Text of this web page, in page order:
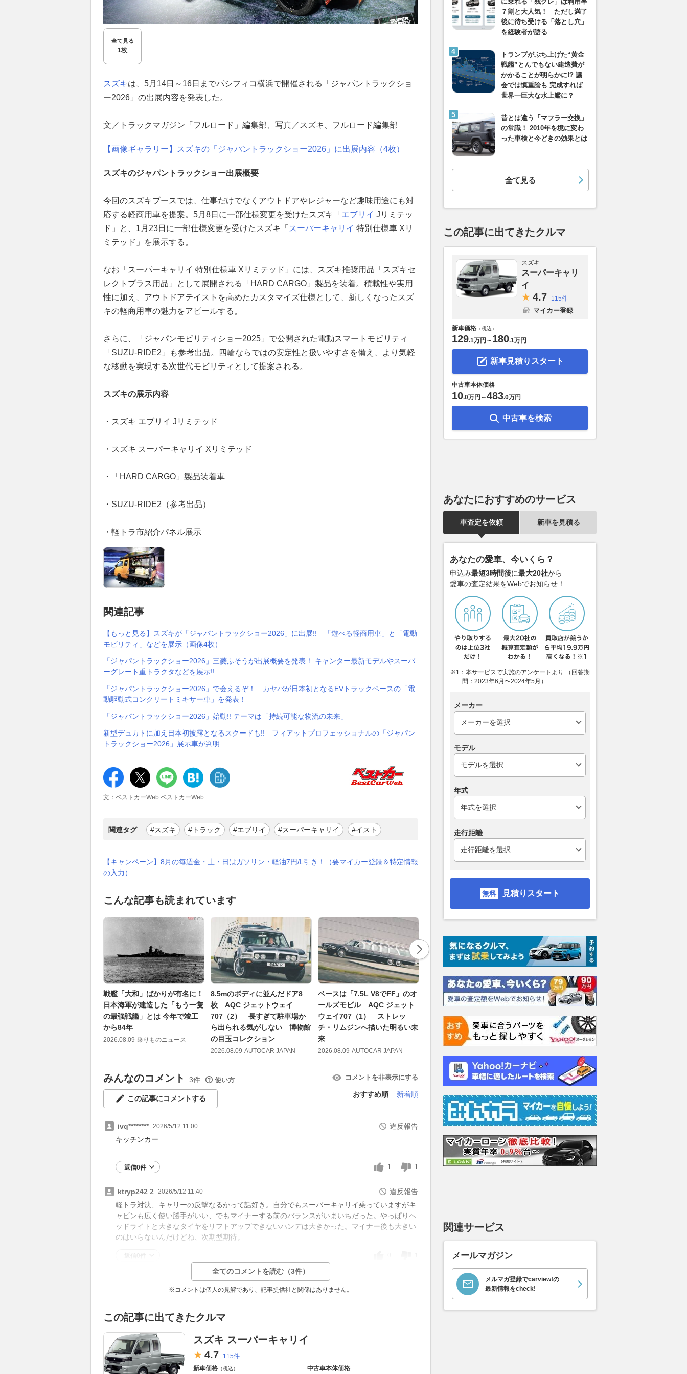
全て見る
1枚
スズキは、5月14日～16日までパシフィコ横浜で開催される「ジャパントラックショ
ー2026」の出展内容を発表した。
文／トラックマガジン「フルロード」編集部、写真／スズキ、フルロード編集部
【画像ギャラリー】スズキの「ジャパントラックショー2026」に出展内容（4枚）
スズキのジャパントラックショー出展概要
今回のスズキブースでは、仕事だけでなくアウトドアやレジャーなど趣味用途にも対
応する軽商用車を提案。5月8日に一部仕様変更を受けたスズキ「 エブリイ Jリミテッ
ド」と、1月23日に一部仕様変更を受けたスズキ「 スーパーキャリイ 特別仕様車 Xリ
ミテッド」を展示する。
なお「スーパーキャリイ 特別仕様車 Xリミテッド」には、スズキ推奨用品「スズキセ
レクトプラス用品」として展開される「HARD CARGO」製品を装着。積載性や実用
性に加え、アウトドアテイストを高めたカスタマイズ仕様として、新しくなったスズ
キの軽商用車の魅力をアピールする。
さらに、「ジャパンモビリティショー2025」で公開された電動スマートモビリティ
「SUZU-RIDE2」も参考出品。四輪ならではの安定性と扱いやすさを備え、より気軽
な移動を実現する次世代モビリティとして提案される。
スズキの展示内容
・スズキ エブリイ Jリミテッド
・スズキ スーパーキャリイ Xリミテッド
・「HARD CARGO」製品装着車
・SUZU-RIDE2（参考出品）
・軽トラ市紹介パネル展示
関連記事
【もっと見る】スズキが「ジャパントラックショー2026」に出展!! 「遊べる軽商用車」と「電動
モビリティ」などを展示（画像4枚）
「ジャパントラックショー2026」三菱ふそうが出展概要を発表！ キャンター最新モデルやスーパ
ーグレート重トラクタなどを展示!!
「ジャパントラックショー2026」で会えるぞ！ カヤバが日本初となるEVトラックベースの「電
動駆動式コンクリートミキサー車」を発表！
「ジャパントラックショー2026」始動!! テーマは「持続可能な物流の未来」
新型デュカトに加え日本初披露となるスクードも!! フィアットプロフェッショナルの「ジャパン
トラックショー2026」展示車が判明
文：ベストカーWeb ベストカーWeb
関連タグ #スズキ #トラック #エブリイ #スーパーキャリイ #イスト
【キャンペーン】8月の毎週金・土・日はガソリン・軽油7円/L引き！（要マイカー登録＆特定情報
の入力）
こんな記事も読まれています
戦艦「大和」ばかりが有名に！
日本海軍が建造した「もう一隻
の最強戦艦」とは 今年で竣工
から84年
2026.08.09 乗りものニュース
8.5mのボディに並んだドア8
枚 AQC ジェットウェイ
707（2） 長すぎて駐車場か
ら出られる気がしない 博物館
の目玉コレクション
2026.08.09 AUTOCAR JAPAN
ベースは「7.5L V8でFF」のオ
ールズモビル AQC ジェット
ウェイ707（1） ストレッ
チ・リムジンへ描いた明るい未
来
2026.08.09 AUTOCAR JAPAN
アウディ代表、サインツJr.＆ピ
アストリ移籍の憶測を否定「い
つか我々が競争力を持てるとい
う認識になっている証拠」
2026.08.09 motorsport.com 日本版
日本で初めて販売された欧州メ
ーカーEV、スマート『フォー
ツーed』【懐かしのカーカタ
ログ】
2026.08.09 レスポンス
みんなのコメント 3件 使い方 コメントを非表示にする
この記事にコメントする
おすすめ順 新着順
ivq******** 2026/5/12 11:00
違反報告
キッチンカー
返信0件 1 1
ktryp242 2 2026/5/12 11:40
違反報告
軽トラ対決、キャリーの反撃なるかって話好き。自分でもスーパーキャリイ乗っていますがキ
ャビンも広く使い勝手がいい、でもマイナーする前のバランスがいまいちだった。やっぱりヘ
ッドライトと大きなタイヤをリフトアップできないハンデは大きかった。マイナー後も大きい
のはいらないんだけどね、次期型期待。
全てのコメントを読む（3件）
※コメントは個人の見解であり、記事提供社と関係はありません。
この記事に出てきたクルマ
スズキ スーパーキャリイ
4.7
115件
新車価格 （税込） 中古車本体価格
７割と大人気！ ただし満了
後に待ち受ける「落とし穴」
を経験者が語る
トランプがぶち上げた“黄金
戦艦”とんでもない建造費が
かかることが明らかに!? 議
会では慎重論も 完成すれば
世界一巨大な水上艦に？
昔とは違う「マフラー交換」
の常識！ 2010年を境に変わ
った車検と今どきの効果とは
全て見る
この記事に出てきたクルマ
スズキ
スーパーキャリ
イ
4.7 115件
マイカー登録
新車価格 （税込）
129.1万円 ～ 180.1万円
新車見積りスタート
中古車本体価格
10.0万円 ～483.0万円
中古車を検索
あなたにおすすめのサービス
車査定を依頼 新車を見積る
あなたの愛車、今いくら？
申込み最短3時間後に最大20社から
愛車の査定結果をWebでお知らせ！
※1：本サービスで実施のアンケートより （回答期
間：2023年6月〜2024年5月）
メーカー
モデル
年式
走行距離
見積りスタート
関連サービス
メールマガジン
メルマガ登録でcarview!の
最新情報をcheck!